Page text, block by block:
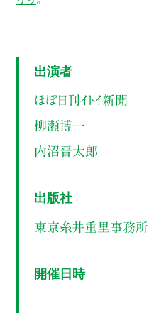
出演者
ほぼ日刊イトイ新聞
柳瀬博一
内沼晋太郎
出版社
東京糸井重里事務所
開催日時